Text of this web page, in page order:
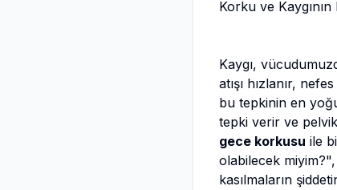
Korku ve
Kaygı,
atışı hızlanır,
bu tepkinin en
tepki verir ve
gece korkusu ile
olabilecek
kasılmaların